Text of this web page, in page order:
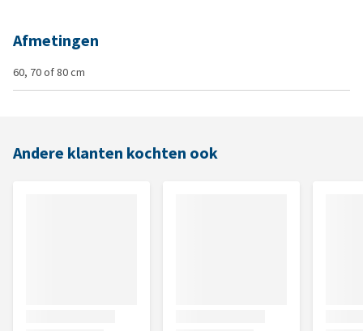
Afmetingen
60, 70 of 80 cm
Andere klanten kochten ook